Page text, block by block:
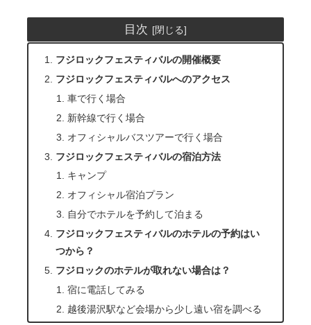
目次
フジロックフェスティバルの開催概要
フジロックフェスティバルへのアクセス
車で行く場合
新幹線で行く場合
オフィシャルバスツアーで行く場合
フジロックフェスティバルの宿泊方法
キャンプ
オフィシャル宿泊プラン
自分でホテルを予約して泊まる
フジロックフェスティバルのホテルの予約はい
つから？
フジロックのホテルが取れない場合は？
宿に電話してみる
越後湯沢駅など会場から少し遠い宿を調べる